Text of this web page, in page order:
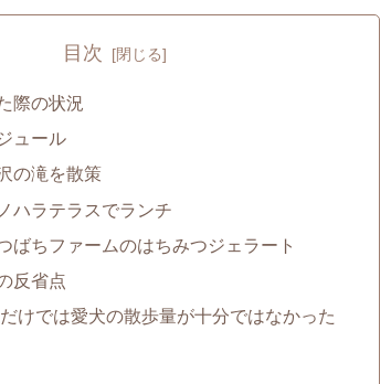
目次
際の状況
ュール
の滝を散策
ハラテラスでランチ
ばちファームのはちみつジェラート
反省点
けでは愛犬の散歩量が十分ではなかった